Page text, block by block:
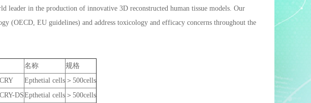
leader in the production of innovative 3D reconstructed human tissue models. Our
(OECD, EU guidelines) and address toxicology and efficacy concerns throughout the
名称
规格
Epthetial cells ＞500cells
DSEpthetial cells ＞500cells